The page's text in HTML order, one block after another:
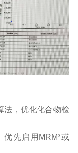
法，优化化合物检
先启用MRM³或